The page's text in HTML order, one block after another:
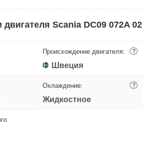
двигателя Scania DC09 072A 02
Происхождение двигателя: ?
Швеция
Охлаждение: ?
Жидкостное